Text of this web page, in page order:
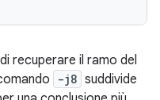
recuperare il ramo del
-j8 suddivide